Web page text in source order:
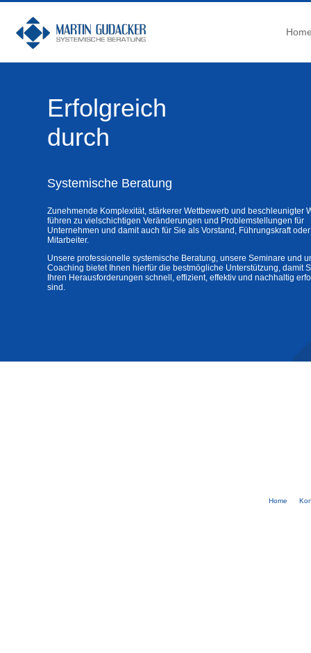
Erfolgreich
durch
Systemische Beratung
Zunehmende Komplexität, stärkerer Wettbewerb und beschleunigter
führen zu vielschichtigen Veränderungen und Problemstellungen für
Unternehmen und damit auch für Sie als Vorstand, Führungskraft oder
Mitarbeiter.
Unsere professionelle systemische Beratung, unsere Seminare und
Coaching bietet Ihnen hierfür die bestmögliche Unterstützung, damit
Ihren Herausforderungen schnell, effizient, effektiv und nachhaltig
sind.
Home